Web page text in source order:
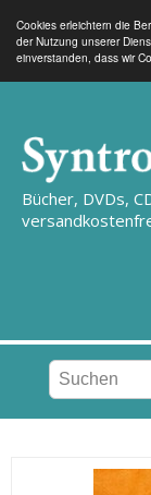
Cookies erleichtern die
der Nutzung unserer
einverstanden, dass wir
Bücher, DVDs,